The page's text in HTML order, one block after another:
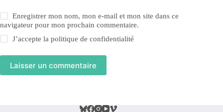
Enregistrer mon nom, mon e-mail et mon site dans ce
navigateur pour mon prochain commentaire.
J’accepte lapolitique de confidentialité
Laisser un commentaire